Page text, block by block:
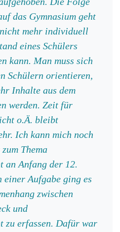
das Gymnasium geht
mehr individuell
eines Schülers
kann. Man muss sich
Schülern orientieren,
Inhalte aus dem
werden. Zeit für
o.Ä. bleibt
Ich kann mich noch
Thema
an Anfang der 12.
Aufgabe ging es
zwischen
und
zu erfassen. Dafür war